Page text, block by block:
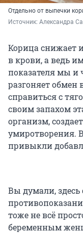
Отдельно от выпечки
Источник: Александра
Корица снижает
в крови, а ведь
показателя мы и
разгоняет
справиться с
своим запахом
организм,
умиротворения.
привыкли
Вы думали, здесь
тоже не всё
беременным